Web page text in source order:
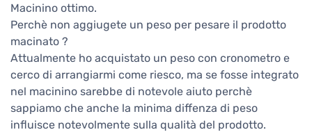
Macinino ottimo.
Perchè non aggiugete un peso per pesare il prodotto
macinato ?
Attualmente ho acquistato un peso con cronometro e
cerco di arrangiarmi come riesco, ma se fosse integrato
nel macinino sarebbe di notevole aiuto perchè
sappiamo che anche la minima diffenza di peso
influisce notevolmente sulla qualità del prodotto.